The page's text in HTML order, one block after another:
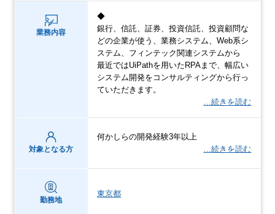
業務内容
◆
銀行、信託、証券、投資信託、投資顧問な
どの企業が使う、業務システム、Web系シ
ステム、フィンテック関連システムから
最近ではUiPathを用いたRPAまで、幅広い
システム開発をコンサルティングから行っ
ていただきます。
…続きを読む
対象となる方
何かしらの開発経験3年以上
…続きを読む
勤務地
東京都